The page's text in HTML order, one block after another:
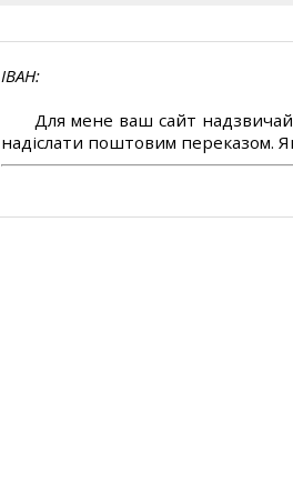
ІВАН
Для мене ваш сайт
надіслати поштовим переказом.